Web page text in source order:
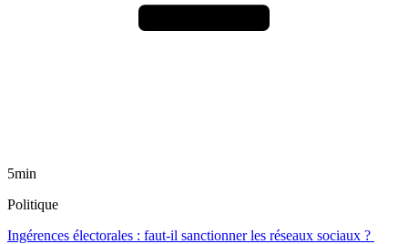
5min
Politique
Ingérences électorales : faut-il sanctionner les réseaux sociaux ?